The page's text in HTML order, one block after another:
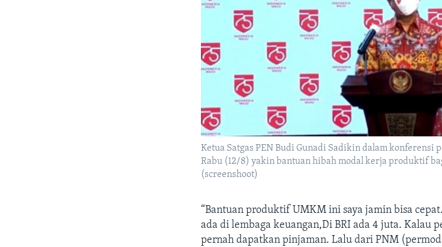
Ketua Satgas PEN Budi Gunadi Sadikin dalam konferensi
Rabu (12/8) yakin bantuan hibah modal kerja produktif
(screenshoot)
“Bantuan produktif UMKM ini saya jamin bisa
ada di lembaga keuangan,Di BRI ada 4 juta. Kalau
pernah dapatkan pinjaman. Lalu dari PNM